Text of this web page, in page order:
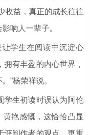
收益，真正的成长往往
响人一辈子。
学生在阅读中沉淀心
有丰盈的内心世界，
”杨荣祥说。
生初读时误认为阿伦
黄艳感慨，这恰恰凸显